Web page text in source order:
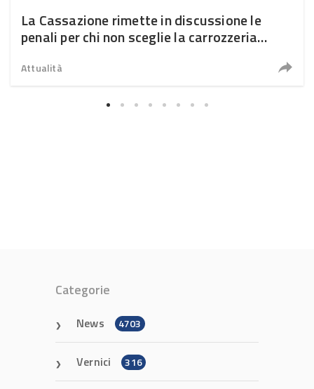
La Cassazione rimette in discussione le
penali per chi non sceglie la carrozzeria
Attualità
Categorie
News 4703
Vernici 316